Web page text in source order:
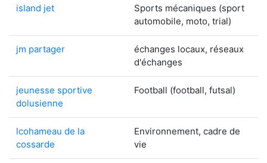
island jet
Sports mécaniques (sport
automobile, moto, trial)
jm partager
échanges locaux, réseaux
d'échanges
jeunesse sportive
dolusienne
Football (football, futsal)
lcohameau de la
cossarde
Environnement, cadre de
vie